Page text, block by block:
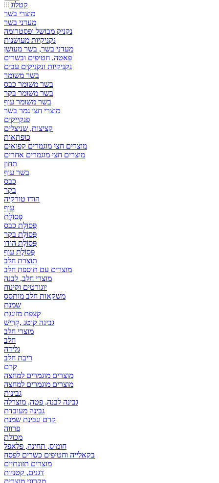
קטלוג
מוצרי בשר
מעדני בשר
נקניק מבושל ופסטרומה
נקניקיות מעושנות
מעדני בשר, בשר מעושן
פאטה, חטיפים ובשרים
נקניקיות ונקניקים עבים
בשר משומר
בשר משומר כבס
בשר משומר בקר
בשר משומר עוף
מוצרי חצי גמר בשר
פנקייקים
קציצות, שניצלים
כופתאות
מוצרים חצי מוגמרים קפואים
מוצרים חצי מוגמרים אחרים
תחון
בשר עוף
כבס
בקר
הודו טורקיה
עוף
פְּסוֹלֶת
פְּסוֹלֶת כבס
פְּסוֹלֶת בקר
פְּסוֹלֶת הודו
פְּסוֹלֶת עוף
תוצרת חלב
מוצרים עם תוספת חלב
מוצרי חלב, לבנה
יוגורטים וקינוח
משקאות חלב מותסס
שמנת
קצפת מזוגגת
גבינה קוטג ,קָרִישׁ
מוצרי חלב
חלב
גלידה
ריבת חלב
קרם
מוצרים מוגמרים למחצה
מוצרים מוגמרים למחצה
גבינות
גבינה לבנה, פטה, מוצרלה
גבינה מעובדת
קרם וגבינת שמנת
פרווה
מכולת
חומוס, תחינה, פלאפל
בקאלייה וחטיפים כשרים לפסח
מוצרים תזונתיים
דגנים, קטניות
מקרוני מוצרים